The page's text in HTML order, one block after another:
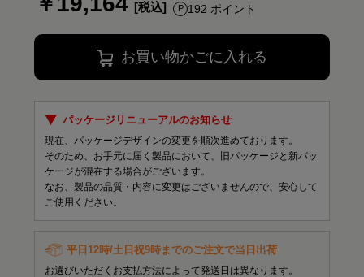
192 ポイント
お買い物かごに入れる
パッケージリニューアルのお知らせ
現在、パッケージデザインの変更を順次進めております。
そのため、お手元に届く製品において、旧パッケージと新パッ
ケージが混在する場合がございます。
なお、製品の品質・内容に変更はございませんので、安心して
ご使用ください。
平日12時/土日祝9時までのご注文で当日出荷
お選びいただくお支払方法によって発送日は異なります。